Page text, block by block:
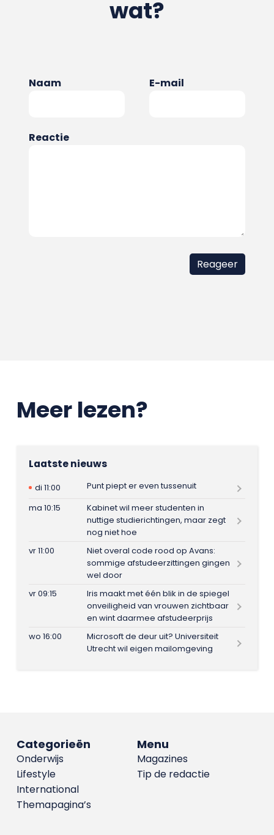
wat?
Naam E-mail
Reactie
Meer lezen?
Laatste nieuws
di 11:00
Punt piept er even tussenuit
ma 10:15
Kabinet wil meer studenten in
nuttige studierichtingen, maar zegt
nog niet hoe
vr 11:00
Niet overal code rood op Avans:
sommige afstudeerzittingen gingen
wel door
vr 09:15
Iris maakt met één blik in de spiegel
onveiligheid van vrouwen zichtbaar
en wint daarmee afstudeerprijs
wo 16:00
Microsoft de deur uit? Universiteit
Utrecht wil eigen mailomgeving
Menu
Magazines
Tip de redactie
Categorieën
Onderwijs
Lifestyle
International
Themapagina’s